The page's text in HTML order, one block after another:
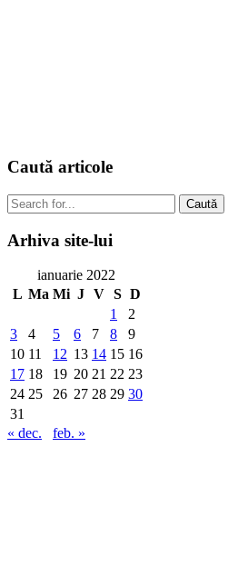
Caută articole
Caută
Arhiva site-lui
ianuarie 2022
L Ma Mi J V S D
1
2
3
4 5 6 7 8
9
10 11 12 13 14 15 16
17 18 19 20 21 22 23
24 25 26 27 28 29 30
31
« dec.
feb. »